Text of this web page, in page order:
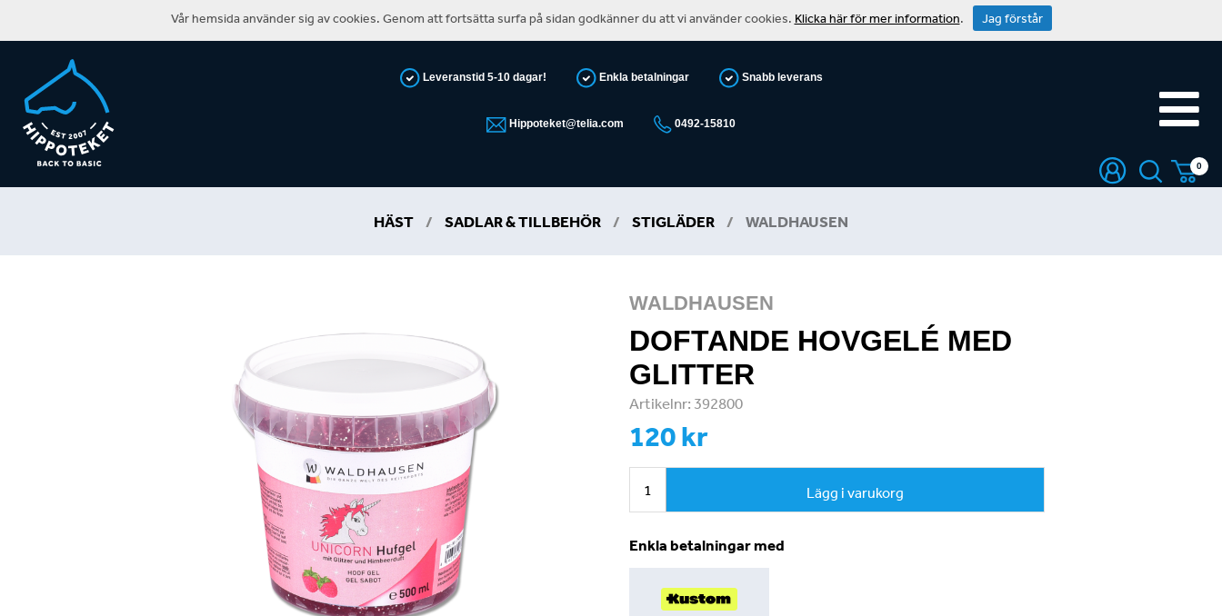
Leveranstid 5-10 dagar! Enkla betalningar Snabb leverans
Hippoteket@telia.com 0492-15810
0
HÄST / SADLAR & TILLBEHÖR / STIGLÄDER / WALDHAUSEN
WALDHAUSEN
DOFTANDE HOVGELÉ MED
GLITTER
Artikelnr: 392800
120 kr
Lägg i varukorg
Enkla betalningar med
Vår hemsida använder sig av cookies. Genom att fortsätta surfa på sidan godkänner du att vi använder cookies. Klicka här för mer information. Jag förstår